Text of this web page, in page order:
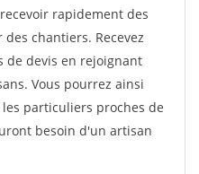
rapidement des
chantiers. Recevez
de devis en rejoignant
Vous pourrez ainsi
particuliers proches de
besoin d'un artisan